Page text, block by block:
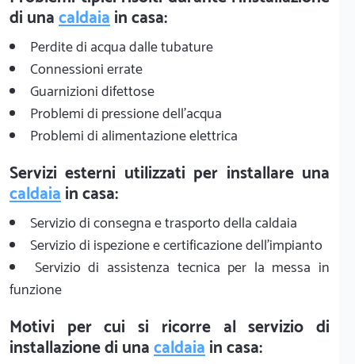
di unacaldaiain casa:
Perdite di acqua dalle tubature
Connessioni errate
Guarnizioni difettose
Problemi di pressione dell'acqua
Problemi di alimentazione elettrica
Servizi esterni utilizzati per installare una
caldaiain casa:
Servizio di consegna e trasporto della caldaia
Servizio di ispezione e certificazione dell'impianto
Servizio di assistenza tecnica per la messa in
funzione
Motivi per cui si ricorre al servizio di
installazione di unacaldaiain casa: